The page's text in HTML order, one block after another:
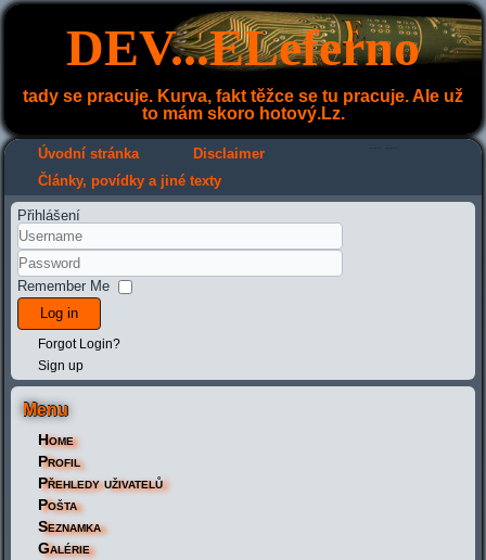
DEV...ELeferno
tady se pracuje. Kurva, fakt těžce se tu pracuje. Ale už
to mám skoro hotový.Lz.
Úvodní stránka Disclaimer
Články, povídky a jiné texty
Přihlášení
Remember Me
Log in
Forgot Login?
Sign up
Menu
Home
Profil
Přehledy uživatelů
Pošta
Seznamka
Galérie